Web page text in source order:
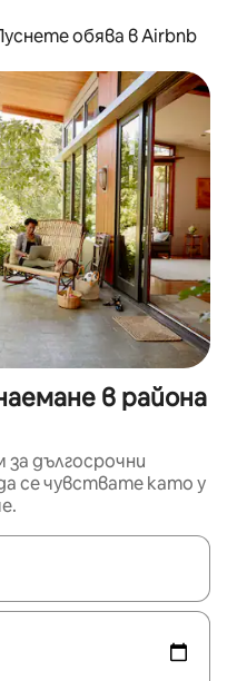
обява в Airbnb
в района
дългосрочни
се чувствате като у
използвайте